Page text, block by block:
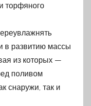
торфяного
в развитию массы
из которых —
поливом
снаружи, так и